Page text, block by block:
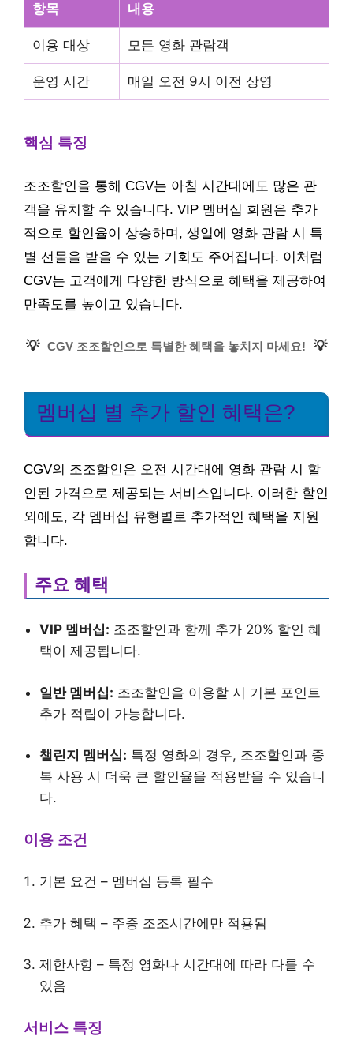
항목 내용
이용 대상 모든 영화 관람객
운영 시간 매일 오전 9시 이전 상영
핵심 특징
조조할인을 통해 CGV는 아침 시간대에도 많은 관
객을 유치할 수 있습니다. VIP 멤버십 회원은 추가
적으로 할인율이 상승하며, 생일에 영화 관람 시 특
별 선물을 받을 수 있는 기회도 주어집니다. 이처럼
CGV는 고객에게 다양한 방식으로 혜택을 제공하여
만족도를 높이고 있습니다.
💡 CGV 조조할인으로 특별한 혜택을 놓치지 마세요! 💡
멤버십 별 추가 할인 혜택은?
CGV의 조조할인은 오전 시간대에 영화 관람 시 할
인된 가격으로 제공되는 서비스입니다. 이러한 할인
외에도, 각 멤버십 유형별로 추가적인 혜택을 지원
합니다.
주요 혜택
VIP 멤버십: 조조할인과 함께 추가 20% 할인 혜
택이 제공됩니다.
일반 멤버십: 조조할인을 이용할 시 기본 포인트
추가 적립이 가능합니다.
챌린지 멤버십: 특정 영화의 경우, 조조할인과 중
복 사용 시 더욱 큰 할인율을 적용받을 수 있습니
다.
이용 조건
기본 요건 – 멤버십 등록 필수
추가 혜택 – 주중 조조시간에만 적용됨
제한사항 – 특정 영화나 시간대에 따라 다를 수
있음
서비스 특징